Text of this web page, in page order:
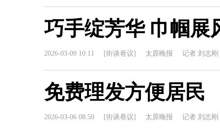
巧手绽芳华 巾帼展
2026-03-09 10:11 [街谈巷议] 太原晚报 记者 刘志
免费理发方便居民
2026-03-06 08:50 [街谈巷议] 太原晚报 记者 刘志